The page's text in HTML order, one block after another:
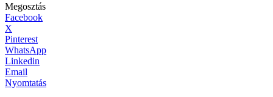
Megosztás
Facebook
X
Pinterest
WhatsApp
Linkedin
Email
Nyomtatás